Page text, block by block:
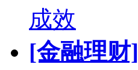
成效
[金融理财]